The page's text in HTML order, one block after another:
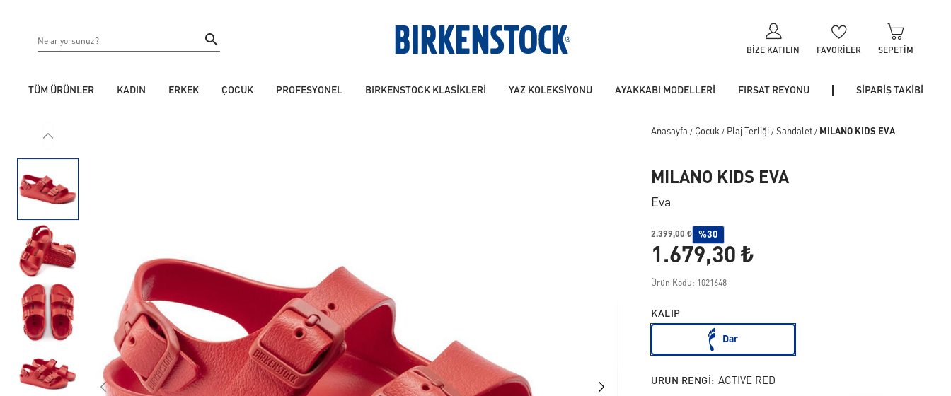
BIZE KATILIN FAVORILER SEPETIM
TÜM ÜRÜNLER KADIN ERKEK ÇOCUK PROFESYONEL BIRKENSTOCK KLASİKLERİ YAZ KOLEKSİYONU AYAKKABI MODELLERİ FIRSAT REYONU SİPARİŞ TAKİBİ
Anasayfa / Çocuk / Plaj Terliği / Sandalet / MILANO KIDS EVA
MILANO KIDS EVA
Eva
2.399,00 ₺ %30
1.679,30 ₺
Ürün Kodu: 1021648
KALIP
Dar
URUN RENGI: ACTIVE RED